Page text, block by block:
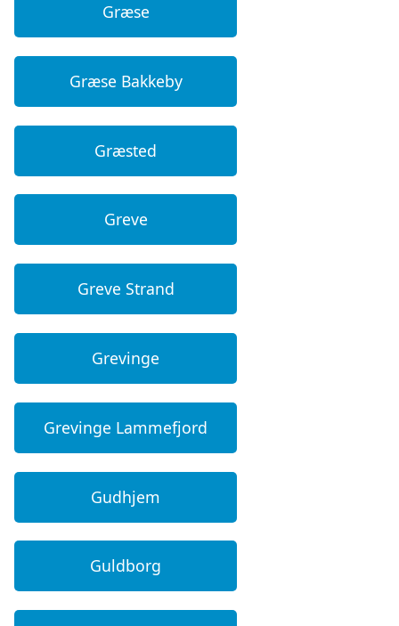
Græse
Græse Bakkeby
Græsted
Greve
Greve Strand
Grevinge
Grevinge Lammefjord
Gudhjem
Guldborg